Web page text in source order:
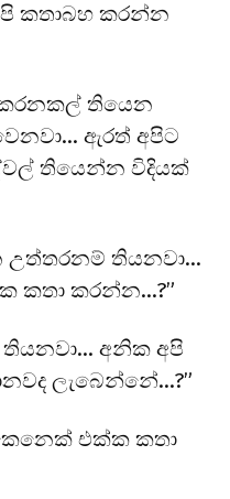
කතාබහ කරන්න
තියෙන
ඇරත් අපිට
තියෙන්න විදියක්
උත්තරනම් තියනවා…
කතා කරන්න…?”
අනික අපි
ලැබෙන්නේ…?”
එක්ක කතා